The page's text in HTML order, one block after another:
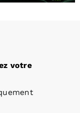
votre